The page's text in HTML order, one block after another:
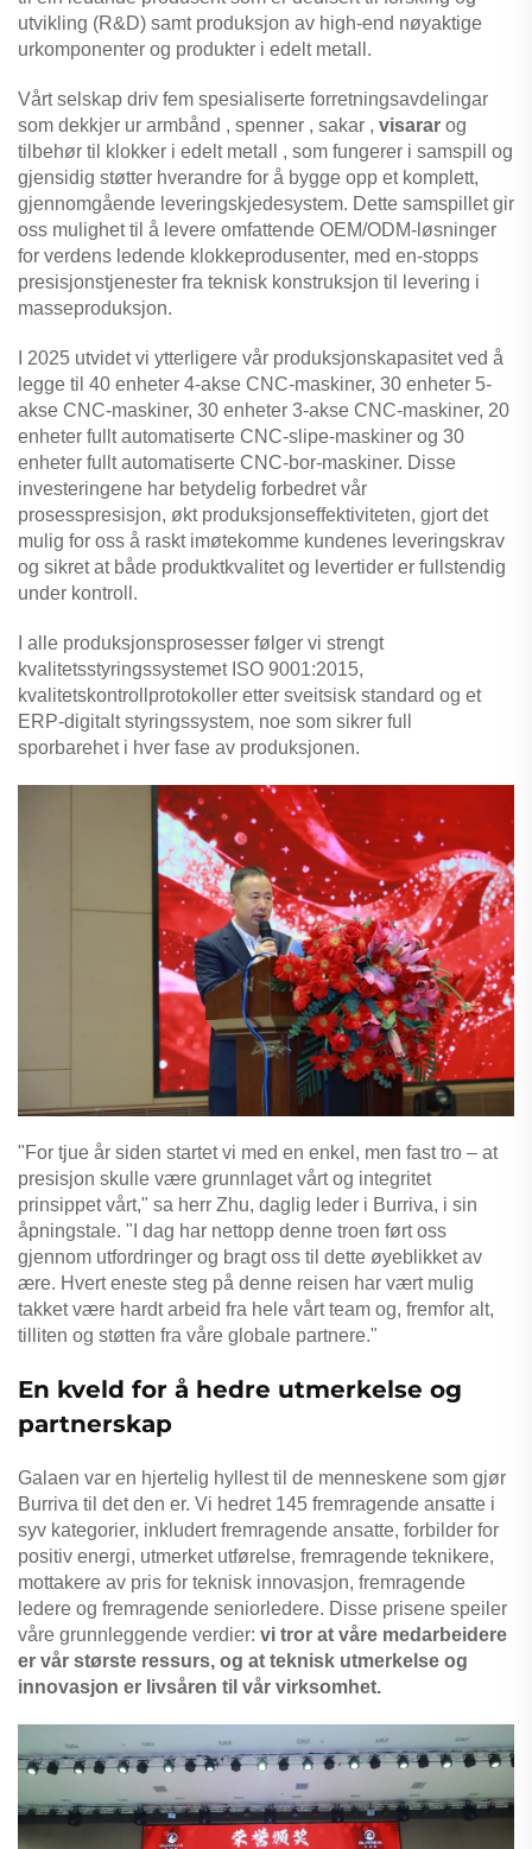
utvikling (R&D) samt produksjon av high-end nøyaktige
urkomponenter og produkter i edelt metall.
Vårt selskap driv fem spesialiserte forretningsavdelingar
som dekkjer ur armbånd , spenner , sakar , visarar og
tilbehør til klokker i edelt metall , som fungerer i samspill og
gjensidig støtter hverandre for å bygge opp et komplett,
gjennomgående leveringskjedesystem. Dette samspillet gir
oss mulighet til å levere omfattende OEM/ODM-løsninger
for verdens ledende klokkeprodusenter, med en-stopps
presisjonstjenester fra teknisk konstruksjon til levering i
masseproduksjon.
I 2025 utvidet vi ytterligere vår produksjonskapasitet ved å
legge til 40 enheter 4-akse CNC-maskiner, 30 enheter 5-
akse CNC-maskiner, 30 enheter 3-akse CNC-maskiner, 20
enheter fullt automatiserte CNC-slipe-maskiner og 30
enheter fullt automatiserte CNC-bor-maskiner. Disse
investeringene har betydelig forbedret vår
prosesspresisjon, økt produksjonseffektiviteten, gjort det
mulig for oss å raskt imøtekomme kundenes leveringskrav
og sikret at både produktkvalitet og levertider er fullstendig
under kontroll.
I alle produksjonsprosesser følger vi strengt
kvalitetsstyringssystemet ISO 9001:2015,
kvalitetskontrollprotokoller etter sveitsisk standard og et
ERP-digitalt styringssystem, noe som sikrer full
sporbarehet i hver fase av produksjonen.
"For tjue år siden startet vi med en enkel, men fast tro – at
presisjon skulle være grunnlaget vårt og integritet
prinsippet vårt," sa herr Zhu, daglig leder i Burriva, i sin
åpningstale. "I dag har nettopp denne troen ført oss
gjennom utfordringer og bragt oss til dette øyeblikket av
ære. Hvert eneste steg på denne reisen har vært mulig
takket være hardt arbeid fra hele vårt team og, fremfor alt,
tilliten og støtten fra våre globale partnere."
En kveld for å hedre utmerkelse og
partnerskap
Galaen var en hjertelig hyllest til de menneskene som gjør
Burriva til det den er. Vi hedret 145 fremragende ansatte i
syv kategorier, inkludert fremragende ansatte, forbilder for
positiv energi, utmerket utførelse, fremragende teknikere,
mottakere av pris for teknisk innovasjon, fremragende
ledere og fremragende seniorledere. Disse prisene speiler
våre grunnleggende verdier: vi tror at våre medarbeidere
er vår største ressurs, og at teknisk utmerkelse og
innovasjon er livsåren til vår virksomhet.